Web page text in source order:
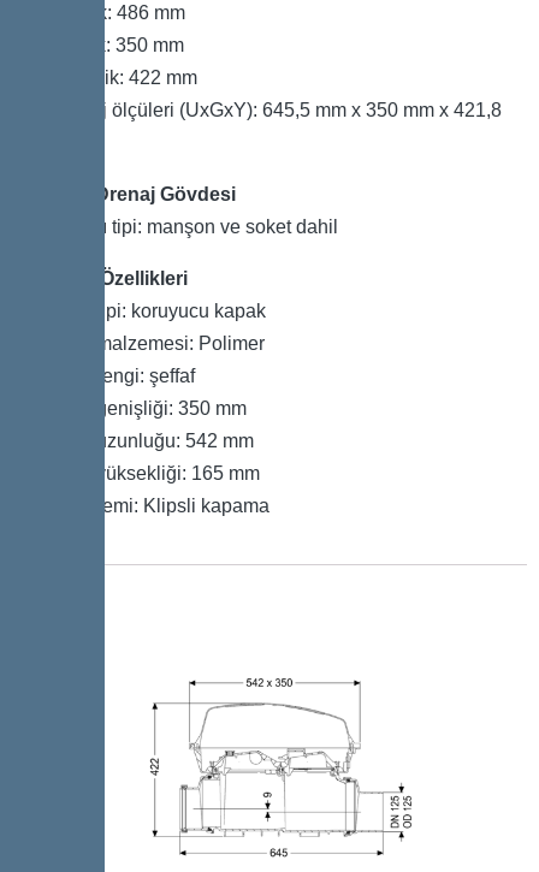
Uzunluk: 486 mm
Genişlik: 350 mm
Yükseklik: 422 mm
Ambalaj ölçüleri (UxGxY): 645,5 mm x 350 mm x 421,8
Tank / Drenaj Gövdesi
Bağlantı tipi: manşon ve soket dahil
Kapak Özellikleri
Kapak tipi: koruyucu kapak
Kapak malzemesi: Polimer
Kapak rengi: şeffaf
Kapak genişliği: 350 mm
Kapak uzunluğu: 542 mm
Kapak yüksekliği: 165 mm
Kilit sistemi: Klipsli kapama